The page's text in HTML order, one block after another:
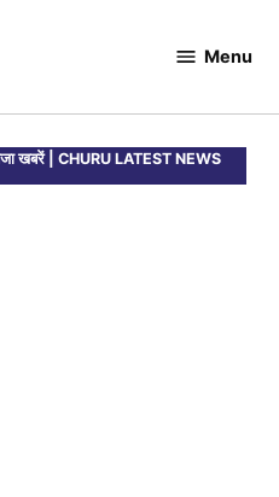
Menu
खबरें | CHURU LATEST NEWS